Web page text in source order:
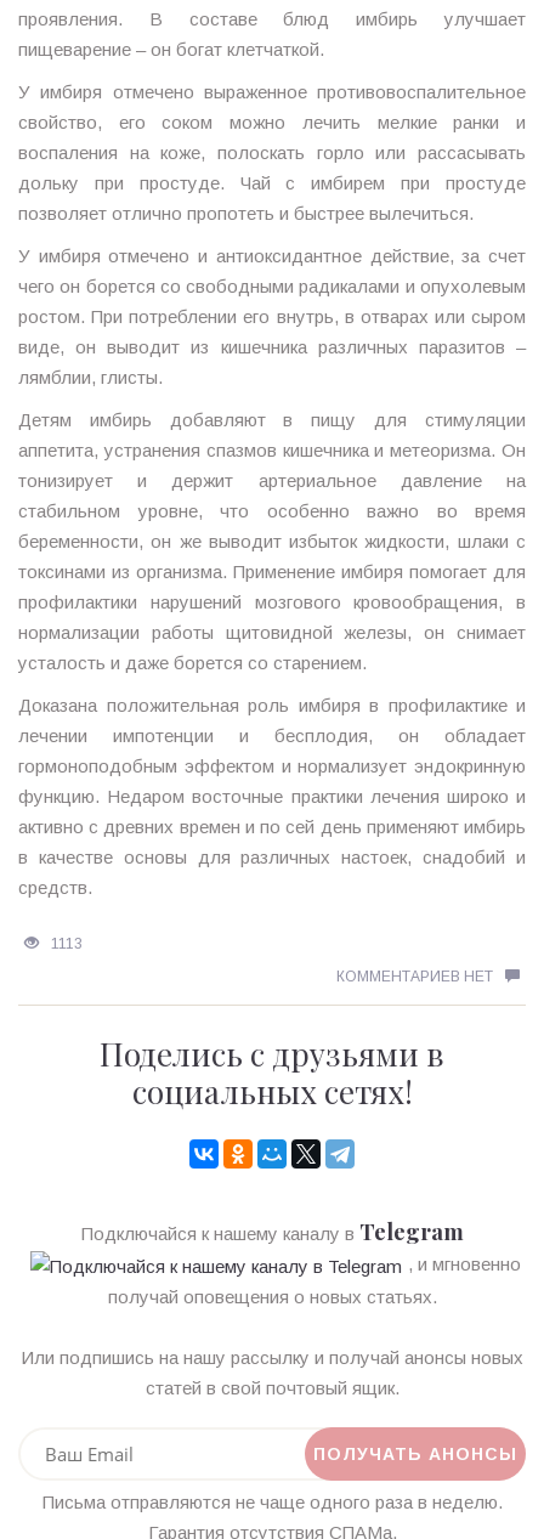
проявления. В составе блюд имбирь улучшает
пищеварение – он богат клетчаткой.
У имбиря отмечено выраженное противовоспалительное
свойство, его соком можно лечить мелкие ранки и
воспаления на коже, полоскать горло или рассасывать
дольку при простуде. Чай с имбирем при простуде
позволяет отлично пропотеть и быстрее вылечиться.
У имбиря отмечено и антиоксидантное действие, за счет
чего он борется со свободными радикалами и опухолевым
ростом. При потреблении его внутрь, в отварах или сыром
виде, он выводит из кишечника различных паразитов –
лямблии, глисты.
Детям имбирь добавляют в пищу для стимуляции
аппетита, устранения спазмов кишечника и метеоризма. Он
тонизирует и держит артериальное давление на
стабильном уровне, что особенно важно во время
беременности, он же выводит избыток жидкости, шлаки с
токсинами из организма. Применение имбиря помогает для
профилактики нарушений мозгового кровообращения, в
нормализации работы щитовидной железы, он снимает
усталость и даже борется со старением.
Доказана положительная роль имбиря в профилактике и
лечении импотенции и бесплодия, он обладает
гормоноподобным эффектом и нормализует эндокринную
функцию. Недаром восточные практики лечения широко и
активно с древних времен и по сей день применяют имбирь
в качестве основы для различных настоек, снадобий и
средств.
1113
КОММЕНТАРИЕВ НЕТ
Поделись с друзьями в
социальных сетях!
Подключайся к нашему каналу в Telegram
, и мгновенно
получай оповещения о новых статьях.
Или подпишись на нашу рассылку и получай анонсы новых
статей в свой почтовый ящик.
Письма отправляются не чаще одного раза в неделю.
Гарантия отсутствия СПАМа.